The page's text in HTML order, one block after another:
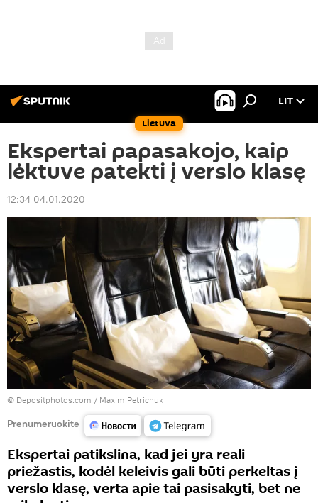
Lietuva
LIT
Ekspertai papasakojo, kaip
lėktuve patekti į verslo klasę
12:34 04.01.2020
© Depositphotos.com / Maxim Petrichuk
Prenumeruokite
Ekspertai patikslina, kad jei yra reali
priežastis, kodėl keleivis gali būti perkeltas į
verslo klasę, verta apie tai pasisakyti, bet ne